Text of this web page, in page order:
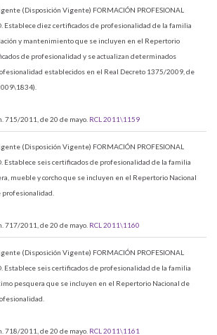
(Disposición Vigente) FORMACIÓN PROFESIONAL
Establece diez certificados de profesionalidad de la familia
y mantenimiento que se incluyen en el Repertorio
de profesionalidad y se actualizan determinados
establecidos en el Real Decreto 1375/2009, de
715/2011, de 20 de mayo. RCL 2011\1159
(Disposición Vigente) FORMACIÓN PROFESIONAL
Establece seis certificados de profesionalidad de la familia
mueble y corcho que se incluyen en el Repertorio Nacional
717/2011, de 20 de mayo. RCL 2011\1160
(Disposición Vigente) FORMACIÓN PROFESIONAL
Establece seis certificados de profesionalidad de la familia
pesquera que se incluyen en el Repertorio Nacional de
718/2011, de 20 de mayo. RCL 2011\1161